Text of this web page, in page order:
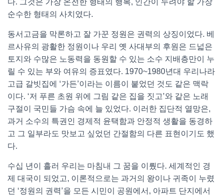
다. 그것은 가장 온전한 형태의 행복, 인간이 누려야 할 가장
순수한 형태의 사치였다.
동서고금을 막론하고 잘 가꾼 정원은 권력의 상징이었다. 베
르사유의 광활한 정원이나 우리 옛 사대부의 후원은 드넓은
토지와 수많은 노동력을 동원할 수 있는 소수 지배층만이 누
릴 수 있는 부와 여유의 증표였다. 1970~1980년대 우리나라
고급 갈빗집에 ‘가든’이라는 이름이 붙었던 것도 같은 맥락
이다. ‘저 푸른 초원 위에 그림 같은 집을 짓고’와 같은 노래
구절이 국민들 가슴 속에 늘 있었다. 이러한 집단적 열망은,
과거 소수의 특권인 경제적 윤택함과 안정적 생활을 동경하
고 그 일부라도 맛보고 싶었던 간절함의 다른 표현이기도 했
다.
수십 년이 흘러 우리는 마침내 그 꿈을 이뤘다. 세계적인 경
제 대국이 되었고, 이론적으로는 과거의 왕이나 귀족이 누렸
던 ‘정원의 권력’을 모든 시민이 공원에서, 아파트 단지에서